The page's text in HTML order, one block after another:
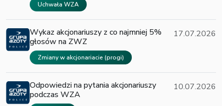
Uchwała WZA
Wykaz akcjonariuszy z co najmniej 5%
głosów na ZWZ
Zmiany w akcjonariacie (progi)
17.07.2026
Odpowiedzi na pytania akcjonariuszy
podczas WZA
10.07.2026